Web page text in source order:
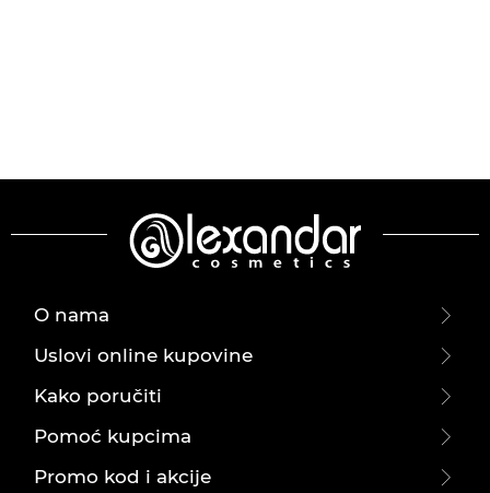
O nama
Uslovi online kupovine
Kako poručiti
Pomoć kupcima
Promo kod i akcije